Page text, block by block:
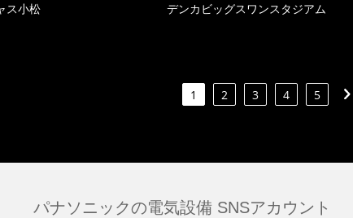
ス小松 デンカビッグスワンスタジアム
1 2 3 4 5
パナソニックの電気設備 SNSアカウント